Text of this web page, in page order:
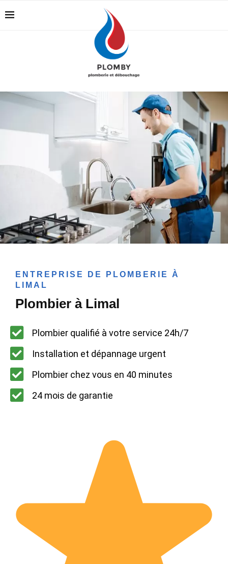
ENTREPRISE DE PLOMBERIE À
LIMAL
Plombier à Limal
Plombier qualifié à votre service 24h/7
Installation et dépannage urgent
Plombier chez vous en 40 minutes
24 mois de garantie